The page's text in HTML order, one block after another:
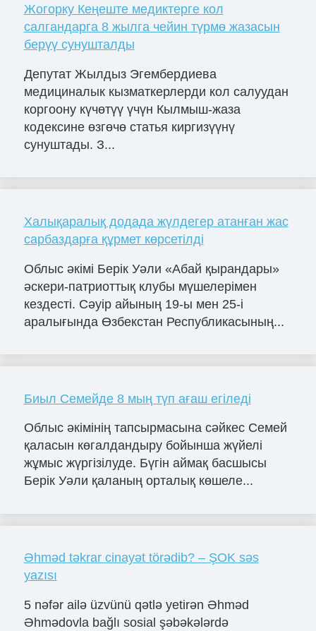
Жогорку Кеңеште медиктерге кол
салгандарга 8 жылга чейин түрмө жазасын
берүү сунушталды
Депутат Жылдыз Эгембердиева
медициналык кызматкерлерди кол салуудан
коргоону күчөтүү үчүн Кылмыш-жаза
кодексине өзгөчө статья киргизүүнү
сунуштады. З...
Халықаралық додада жүлдегер атанған жас
сарбаздарға құрмет көрсетілді
Облыс әкімі Берік Уәли «Абай қырандары»
әскери-патриоттық клубы мүшелерімен
кездесті. Сәуір айының 19-ы мен 25-і
аралығында Өзбекстан Республикасының...
Биыл Семейде 8 мың түп ағаш егіледі
Облыс әкімінің тапсырмасына сәйкес Семей
қаласын көгалдандыру бойынша жүйелі
жұмыс жүргізілуде. Бүгін аймақ басшысы
Берік Уәли қаланың орталық көшеле...
Əhməd təkrar cinayət törədib? – ŞOK səs
yazısı
5 nəfər ailə üzvünü qətlə yetirən Əhməd
Əhmədovla bağlı sosial şəbəkələrdə